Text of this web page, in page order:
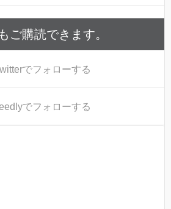
ご購読できます。
でフォローする
でフォローする